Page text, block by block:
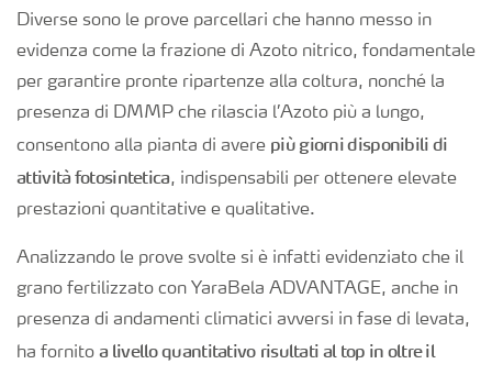
Diverse sono le prove parcellari che hanno messo in
evidenza come la frazione di Azoto nitrico, fondamentale
per garantire pronte ripartenze alla coltura, nonché la
presenza di DMMP che rilascia l’Azoto più a lungo,
consentono alla pianta di avere più giorni disponibili di
attività fotosintetica, indispensabili per ottenere elevate
prestazioni quantitative e qualitative.
Analizzando le prove svolte si è infatti evidenziato che il
grano fertilizzato con YaraBela ADVANTAGE, anche in
presenza di andamenti climatici avversi in fase di levata,
ha fornito a livello quantitativo risultati al top in oltre il